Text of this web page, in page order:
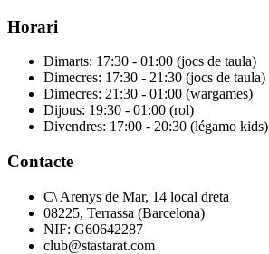
Horari
Dimarts: 17:30 - 01:00 (jocs de taula)
Dimecres: 17:30 - 21:30 (jocs de taula)
Dimecres: 21:30 - 01:00 (wargames)
Dijous: 19:30 - 01:00 (rol)
Divendres: 17:00 - 20:30 (légamo kids)
Contacte
C\ Arenys de Mar, 14 local dreta
08225, Terrassa (Barcelona)
NIF: G60642287
club@stastarat.com